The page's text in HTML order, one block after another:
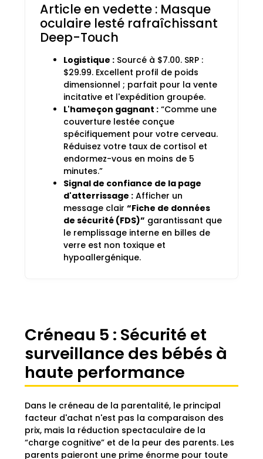
Article en vedette : Masque
oculaire lesté rafraîchissant
Deep-Touch
Logistique : Sourcé à $7.00. SRP :
$29.99. Excellent profil de poids
dimensionnel ; parfait pour la vente
incitative et l'expédition groupée.
L'hameçon gagnant : “Comme une
couverture lestée conçue
spécifiquement pour votre cerveau.
Réduisez votre taux de cortisol et
endormez-vous en moins de 5
minutes.”
Signal de confiance de la page
d'atterrissage : Afficher un
message clair“Fiche de données
de sécurité (FDS)” garantissant que
le remplissage interne en billes de
verre est non toxique et
hypoallergénique.
Créneau 5 : Sécurité et
surveillance des bébés à
haute performance
Dans le créneau de la parentalité, le principal
facteur d'achat n'est pas la comparaison des
prix, mais la réduction spectaculaire de la
“charge cognitive” et de la peur des parents. Les
parents paieront une prime énorme pour toute